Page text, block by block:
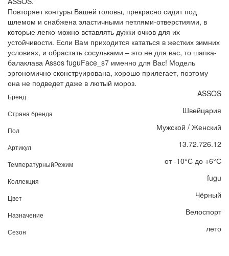
Повторяет контуры Вашей головы, прекрасно сидит под
шлемом и снабжена эластичными петлями-отверстиями, в
которые легко можно вставлять дужки очков для их
устойчивости. Если Вам приходится кататься в жестких зимних
условиях, и обрастать сосульками – это не для вас, то шапка-
балаклава Assos fuguFace_s7 именно для Вас! Модель
эргономично сконструирована, хорошо прилегает, поэтому
она не подведет даже в лютый мороз.
Бренд ASSOS
Страна бренда Швейцария
Пол Мужской / Женский
Артикул 13.72.726.12
ТемпературныйРежим от -10°С до +6°С
Коллекция fugu
Цвет Чёрный
Назначение Велоспорт
Сезон лето